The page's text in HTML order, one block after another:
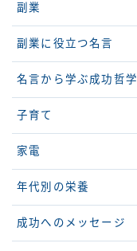
副業
副業に役立つ名言
名言から学ぶ成功哲学
子育て
家電
年代別の栄養
成功へのメッセージ